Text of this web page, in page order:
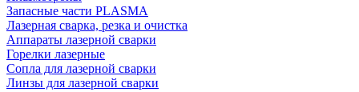
Запасные части PLASMA
Лазерная сварка, резка и очистка
Аппараты лазерной сварки
Горелки лазерные
Сопла для лазерной сварки
Линзы для лазерной сварки